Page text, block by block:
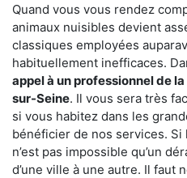
Quand vous vous rendez
animaux nuisibles devient
classiques employées
habituellement inefficaces.
appel à un professionnel de
sur-Seine. Il vous sera très
si vous habitez dans les
bénéficier de nos services.
n’est pas impossible qu’un
d’une ville à une autre. Il faut